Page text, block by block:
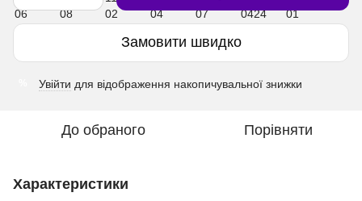
Замовити швидко
Увійти для відображення накопичувальної знижки
До обраного Порівняти
Характеристики